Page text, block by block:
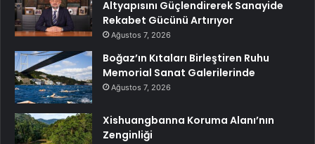
Altyapısını Güçlendirerek Sanayide
Rekabet Gücünü Artırıyor
Ağustos 7, 2026
Boğaz’ın Kıtaları Birleştiren Ruhu
Memorial Sanat Galerilerinde
Ağustos 7, 2026
Xishuangbanna Koruma Alanı’nın
Zenginliği